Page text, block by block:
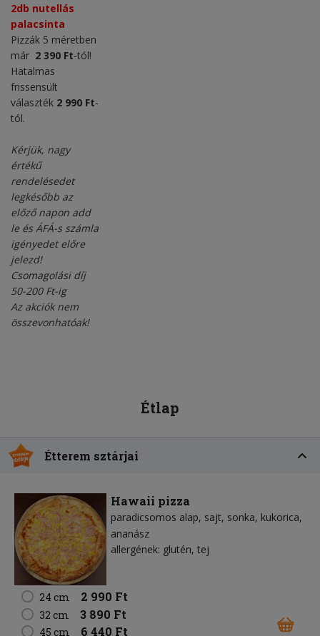
2db nutellás
palacsinta
Pizzák 5 méretben
már 2 390 Ft-tól!
Hatalmas
frissensült
választék 2 990 Ft-
tól.
Kérjük, nagy
értékű
rendelésedet
legkésőbb az
előző napon add
le és ÁFÁ-s számla
igényedet előre
jelezd!
Csomagolási díj
50-200 Ft-ig
Az akciók nem
összevonhatóak!
Étlap
Étterem sztárjai
Hawaii pizza
paradicsomos alap sajt sonka kukorica
ananász
allergének: glutén, tej
24 cm 2 990 Ft
32 cm 3 890 Ft
45 cm 6 440 Ft